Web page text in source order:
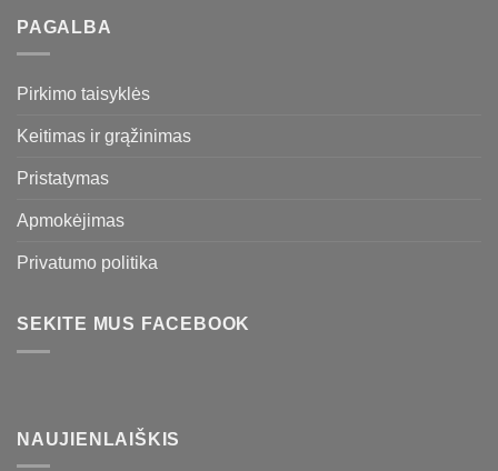
PAGALBA
Pirkimo taisyklės
Keitimas ir grąžinimas
Pristatymas
Apmokėjimas
Privatumo politika
SEKITE MUS FACEBOOK
NAUJIENLAIŠKIS